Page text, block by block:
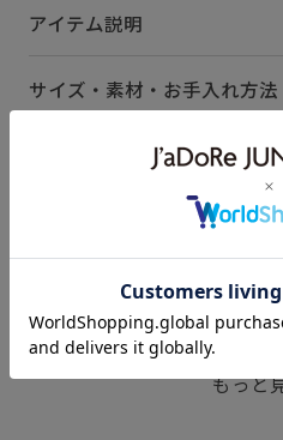
アイテム説明
サイズ・素材・お手入れ方法
キッズ・ベビー キャラメル
もっと